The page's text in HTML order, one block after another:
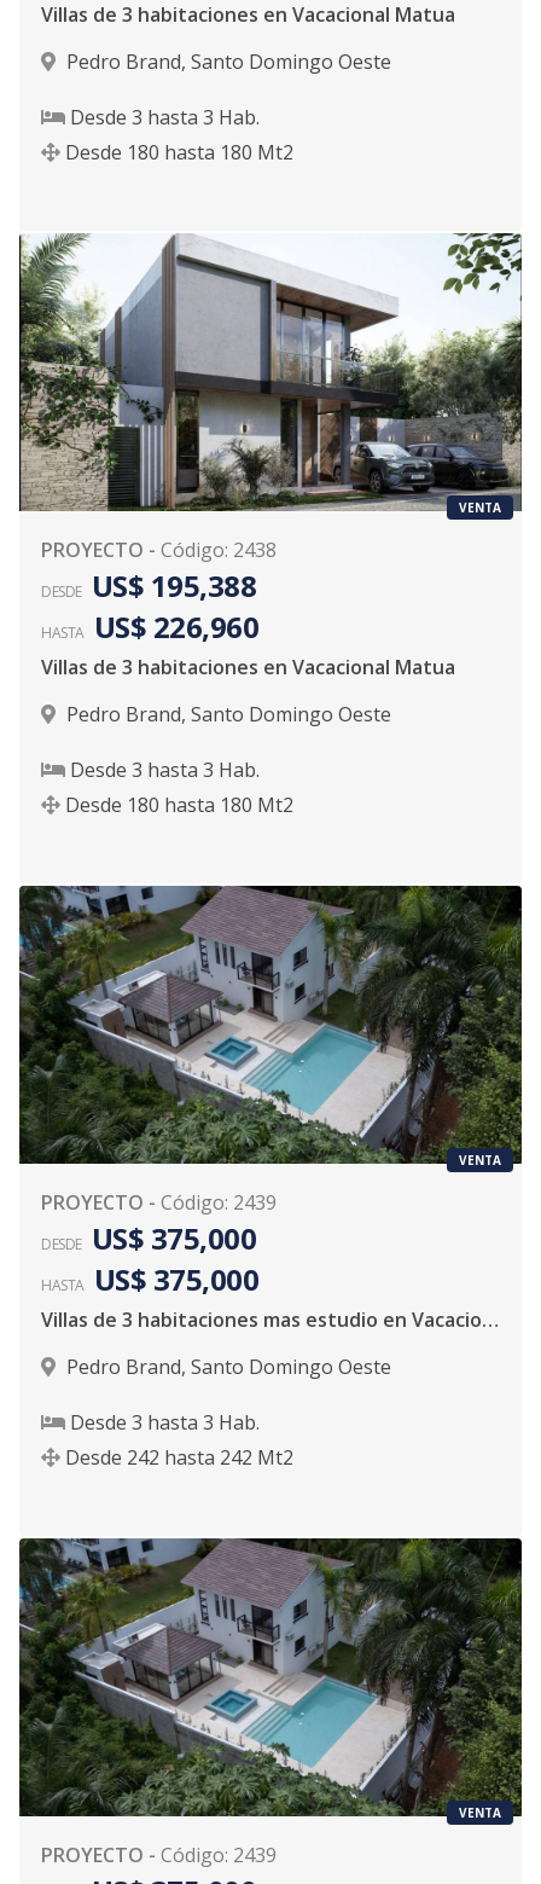
Villas de 3 habitaciones en Vacacional Matua
Pedro Brand, Santo Domingo Oeste
Desde 3 hasta 3 Hab.
Desde 180 hasta 180 Mt2
VENTA
PROYECTO - Código: 2438
DESDE US$ 195,388
HASTA US$ 226,960
Villas de 3 habitaciones en Vacacional Matua
Pedro Brand, Santo Domingo Oeste
Desde 3 hasta 3 Hab.
Desde 180 hasta 180 Mt2
VENTA
PROYECTO - Código: 2439
DESDE US$ 375,000
HASTA US$ 375,000
Villas de 3 habitaciones mas estudio en Vacacional Matua
Pedro Brand, Santo Domingo Oeste
Desde 3 hasta 3 Hab.
Desde 242 hasta 242 Mt2
VENTA
PROYECTO - Código: 2439